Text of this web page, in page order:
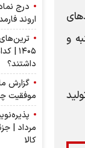
و
درج
اروند
داشتند؟
موفقیت
مرداد |
کالا